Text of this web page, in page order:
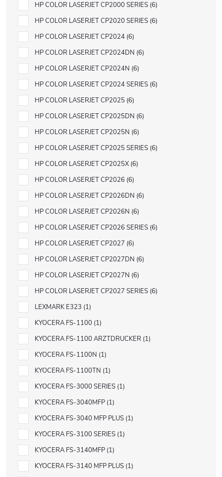
HP COLOR LASERJET CP2000 SERIES 6
HP COLOR LASERJET CP2020 SERIES 6
HP COLOR LASERJET CP2024 6
HP COLOR LASERJET CP2024DN 6
HP COLOR LASERJET CP2024N 6
HP COLOR LASERJET CP2024 SERIES 6
HP COLOR LASERJET CP2025 6
HP COLOR LASERJET CP2025DN 6
HP COLOR LASERJET CP2025N 6
HP COLOR LASERJET CP2025 SERIES 6
HP COLOR LASERJET CP2025X 6
HP COLOR LASERJET CP2026 6
HP COLOR LASERJET CP2026DN 6
HP COLOR LASERJET CP2026N 6
HP COLOR LASERJET CP2026 SERIES 6
HP COLOR LASERJET CP2027 6
HP COLOR LASERJET CP2027DN 6
HP COLOR LASERJET CP2027N 6
HP COLOR LASERJET CP2027 SERIES 6
LEXMARK E323 1
KYOCERA FS-1100 1
KYOCERA FS-1100 ARZTDRUCKER 1
KYOCERA FS-1100N 1
KYOCERA FS-1100TN 1
KYOCERA FS-3000 SERIES 1
KYOCERA FS-3040MFP 1
KYOCERA FS-3040 MFP PLUS 1
KYOCERA FS-3100 SERIES 1
KYOCERA FS-3140MFP 1
KYOCERA FS-3140 MFP PLUS 1